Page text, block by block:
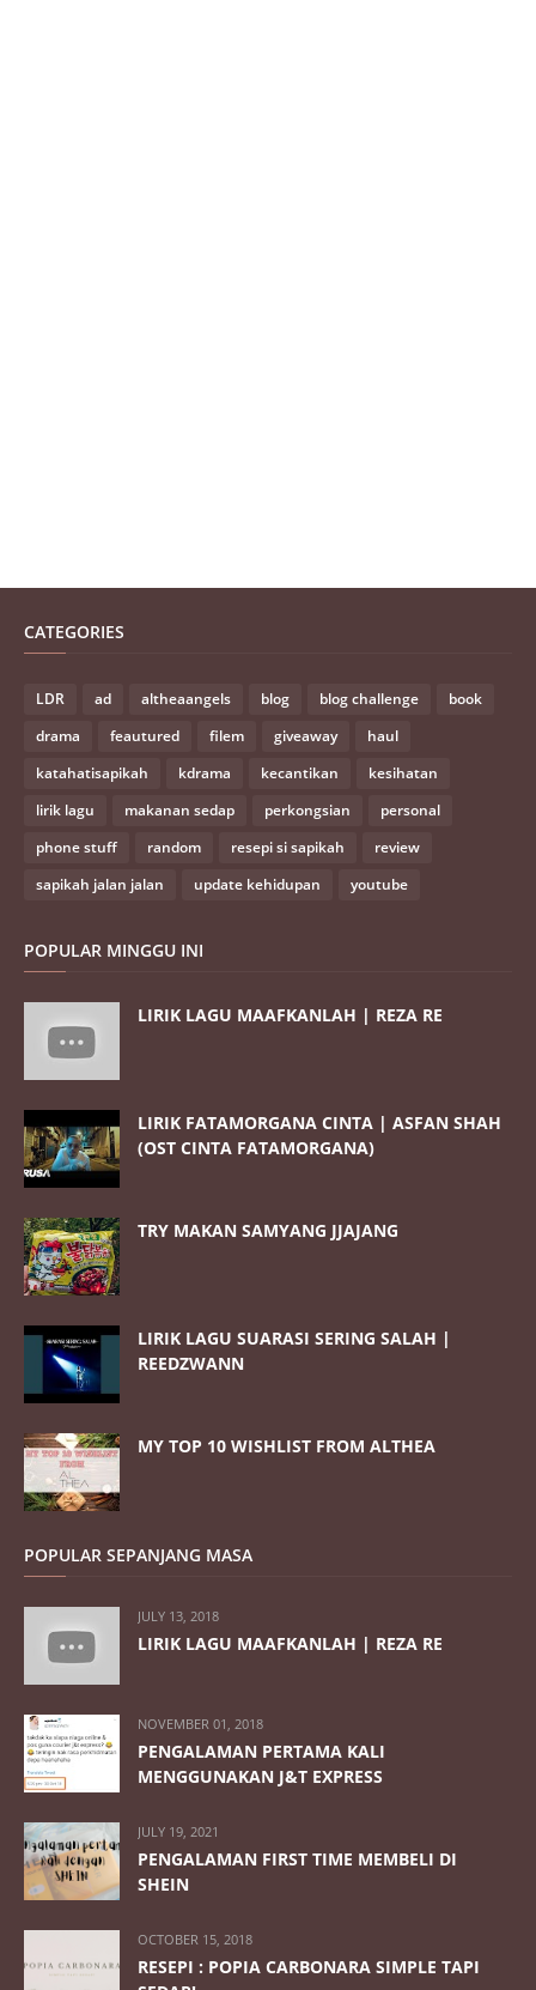
CATEGORIES
LDR ad altheaangels blog blog challenge
book
drama
feautured filem giveaway
haul
katahatisapikah
kdrama kecantikan
kesihatan
lirik lagu
makanan sedap perkongsian
personal
phone stuff
random resepi si sapikah
review
sapikah jalan jalan
update kehidupan youtube
POPULAR MINGGU INI
LIRIK LAGU MAAFKANLAH | REZA RE
LIRIK FATAMORGANA CINTA | ASFAN SHAH
(OST CINTA FATAMORGANA)
TRY MAKAN SAMYANG JJAJANG
LIRIK LAGU SUARASI SERING SALAH |
REEDZWANN
MY TOP 10 WISHLIST FROM ALTHEA
POPULAR SEPANJANG MASA
JULY 13, 2018
LIRIK LAGU MAAFKANLAH | REZA RE
NOVEMBER 01, 2018
PENGALAMAN PERTAMA KALI
MENGGUNAKAN J&T EXPRESS
JULY 19, 2021
PENGALAMAN FIRST TIME MEMBELI DI
SHEIN
OCTOBER 15, 2018
RESEPI : POPIA CARBONARA SIMPLE TAPI